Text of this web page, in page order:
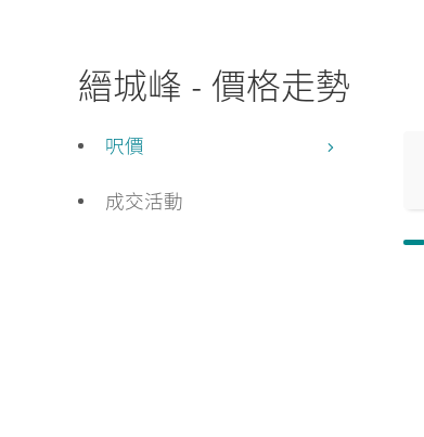
縉城峰 - 價格走勢
呎價
成交活動